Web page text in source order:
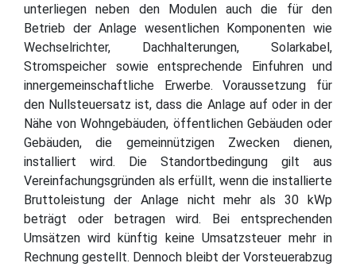
unterliegen neben den Modulen auch die für den
Betrieb der Anlage wesentlichen Komponenten wie
Wechselrichter, Dachhalterungen, Solarkabel,
Stromspeicher sowie entsprechende Einfuhren und
innergemeinschaftliche Erwerbe. Voraussetzung für
den Nullsteuersatz ist, dass die Anlage auf oder in der
Nähe von Wohngebäuden, öffentlichen Gebäuden oder
Gebäuden, die gemeinnützigen Zwecken dienen,
installiert wird. Die Standortbedingung gilt aus
Vereinfachungsgründen als erfüllt, wenn die installierte
Bruttoleistung der Anlage nicht mehr als 30 kWp
beträgt oder betragen wird. Bei entsprechenden
Umsätzen wird künftig keine Umsatzsteuer mehr in
Rechnung gestellt. Dennoch bleibt der Vorsteuerabzug